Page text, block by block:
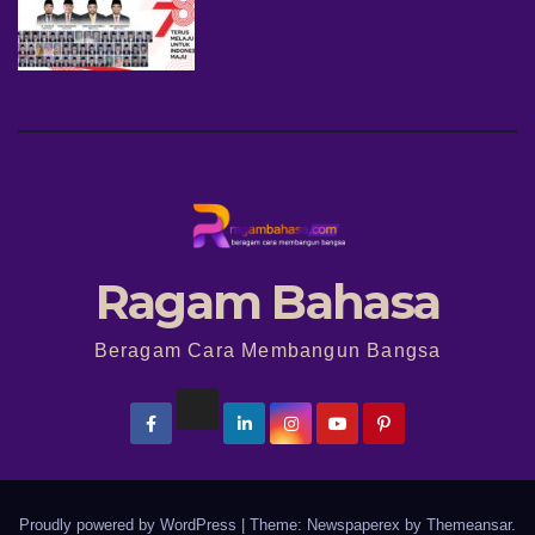
Ragam Bahasa
Beragam Cara Membangun Bangsa
Proudly powered by WordPress Theme: Newspaperex by Themeansar.